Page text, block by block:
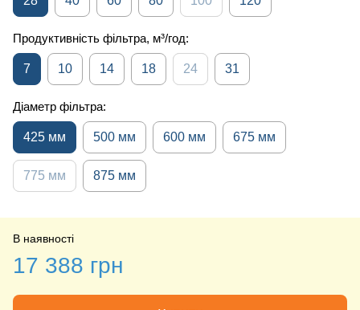
Продуктивність фільтра, м³/год:
7 10 14 18 24 31
Діаметр фільтра:
425 мм 500 мм 600 мм 675 мм
775 мм 875 мм
В наявності
17 388 грн